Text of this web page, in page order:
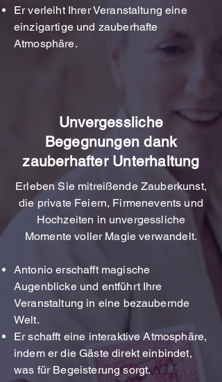
Er verleiht Ihrer Veranstaltung eine
einzigartige und zauberhafte
Atmosphäre.
Unvergessliche
Begegnungen dank
zauberhafter Unterhaltung
Erleben Sie mitreißende Zauberkunst,
die private Feiern, Firmenevents und
Hochzeiten in unvergessliche
Momente voller Magie verwandelt.
Antonio erschafft magische
Augenblicke und entführt Ihre
Veranstaltung in eine bezaubernde
Welt.
Er schafft eine interaktive Atmosphäre,
indem er die Gäste direkt einbindet,
was für Begeisterung sorgt.